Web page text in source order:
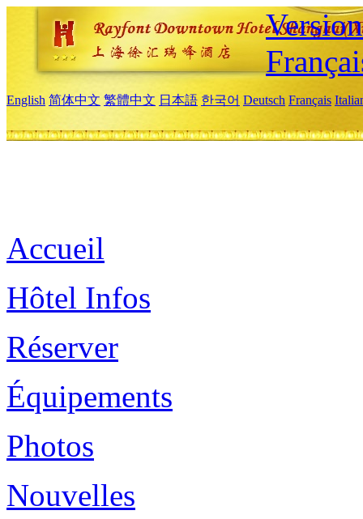
English 简体中文 繁體中文 日本語 한국어 Deutsch Français
Accueil
Hôtel Infos
Réserver
Équipements
Photos
Nouvelles